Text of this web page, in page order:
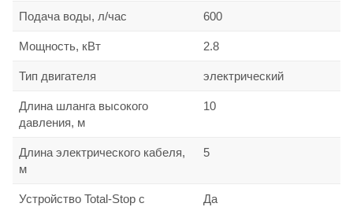
Подача воды, л/час 600
Мощность, кВт 2.8
Тип двигателя электрический
Длина шланга высокого
давления, м
10
Длина электрического кабеля,
м
5
Устройство Total-Stop с
Да